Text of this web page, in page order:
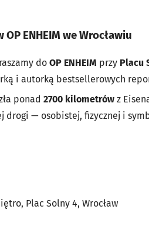
ENHEIM we Wrocławiu
do OP ENHEIM przy Placu
i autorką bestsellerowych
ponad 2700 kilometrów z
drogi — osobistej, fizycznej i
Plac Solny 4, Wrocław